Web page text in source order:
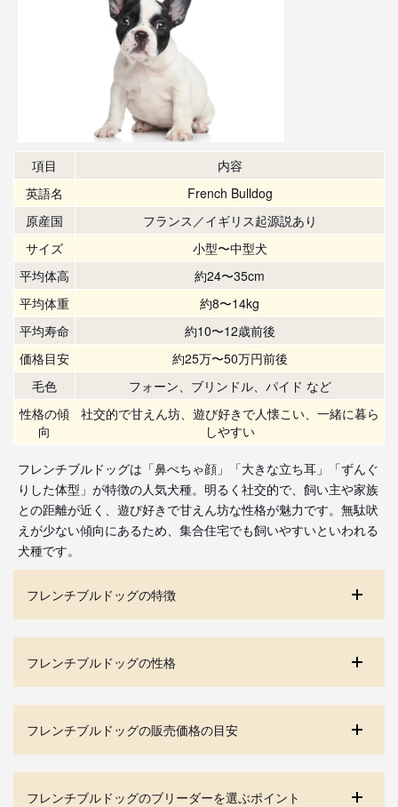
項目
内容
英語名
French Bulldog
原産国
フランス／イギリス起源説あり
サイズ
小型〜中型犬
平均体高
約24〜35cm
平均体重
約8〜14kg
平均寿命
約10〜12歳前後
価格目安
約25万〜50万円前後
毛色
フォーン、ブリンドル、パイド など
性格の傾
向
社交的で甘えん坊、遊び好きで人懐こい、一緒に暮ら
しやすい
フレンチブルドッグは「鼻ぺちゃ顔」「大きな立ち耳」「ずんぐ
りした体型」が特徴の人気犬種。明るく社交的で、飼い主や家族
との距離が近く、遊び好きで甘えん坊な性格が魅力です。無駄吠
えが少ない傾向にあるため、集合住宅でも飼いやすいといわれる
犬種です。
フレンチブルドッグの特徴
フレンチブルドッグの性格
フレンチブルドッグの販売価格の目安
フレンチブルドッグのブリーダーを選ぶポイント